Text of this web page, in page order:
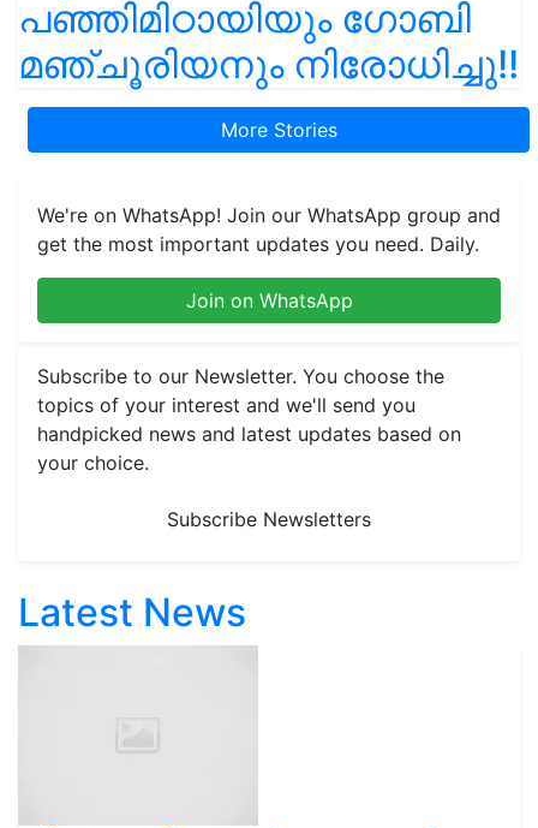
പഞ്ഞിമിഠായിയും ഗോബി
മഞ്ചൂരിയനും നിരോധിച്ചു!!
More Stories
We're on WhatsApp! Join our WhatsApp group and
get the most important updates you need. Daily.
Join on WhatsApp
Subscribe to our Newsletter. You choose the
topics of your interest and we'll send you
handpicked news and latest updates based on
your choice.
Subscribe Newsletters
Latest News